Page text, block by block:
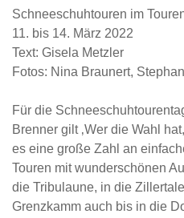
Schneeschuhtouren im
11. bis 14. März 2022
Text: Gisela Metzler
Fotos: Nina Braunert,
Für die
Brenner gilt ‚Wer die Wahl
es eine große Zahl an
Touren mit wunderschönen
die Tribulaune, in die
Grenzkamm auch bis in die